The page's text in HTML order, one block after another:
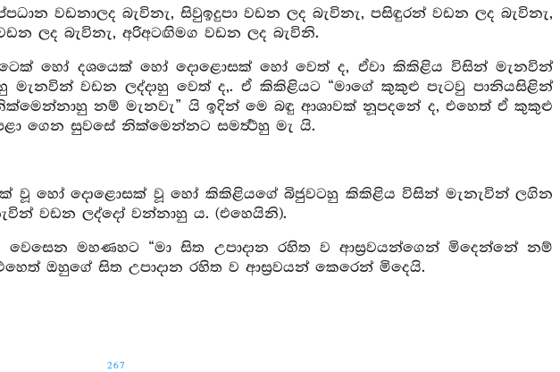
වඩනාලද බැවිනැ, සිවුඉදුපා වඩන ලද බැවිනැ, පසිඳුරන් වඩන ලද බැවිනැ,
ලද බැවිනැ, අරිඅටඟිමග වඩන ලද බැවිනි.
හෝ දශයෙක් හෝ දොළොසක් හෝ වෙත් ද, ඒවා කිකිළිය විසින් මැනවින්
මැනවින් වඩන ලද්දාහු වෙත් ද,. ඒ කිකිළියට “මාගේ කුකුළු පැටවු පානියසිළින්
නම් මැනවැ” යි ඉදින් මෙ බඳු ආශාවක් නූපදනේ ද, එහෙත් ඒ කුකුළු
ගෙන සුවසේ නික්මෙන්නට සමර්‍ත්‍ථහු මැ යි.
වූ හෝ දොළොසක් වූ හෝ කිකිළියගේ බිජුවටහු කිකිළිය විසින් මැනැවින් ලගින
වඩන ලද්දෝ වන්නාහු ය. (එහෙයිනි).
මහණහට “මා සිත උපාදාන රහිත ව ආස්‍රවයන්ගෙන් මිදෙන්නේ නම්
ඔහුගේ සිත උපාදාන රහිත ව ආස්‍රවයන් කෙරෙන් මිදෙයි.
267